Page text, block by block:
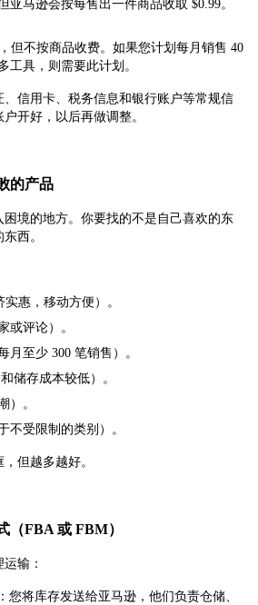
亚马逊会按每售出一件商品收取 $0.99。
但不按商品收费。如果您计划每月销售 40
工具，则需要此计划。
信用卡、税务信息和银行账户等常规信
开好，以后再做调整。
的产品
境的地方。你要找的不是自己喜欢的东
西。
惠，移动方便）。
或评论）。
月至少 300 笔销售）。
储存成本较低）。
）。
不受限制的类别）。
但越多越好。
（FBA 或 FBM）
输：
您将库存发送给亚马逊，他们负责仓储、